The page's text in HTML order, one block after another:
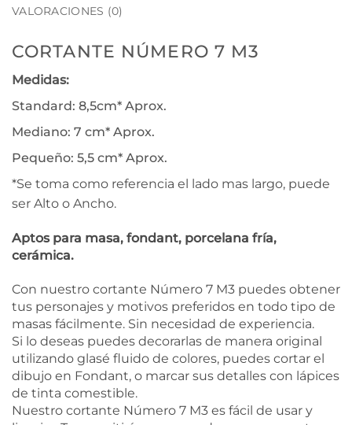
VALORACIONES (0)
CORTANTE NÚMERO 7 M3
Medidas:
Standard: 8,5cm* Aprox.
Mediano: 7 cm* Aprox.
Pequeño: 5,5 cm* Aprox.
*Se toma como referencia el lado mas largo, puede
ser Alto o Ancho.
Aptos para masa, fondant, porcelana fría,
cerámica.
Con nuestro cortante Número 7 M3 puedes obtener
tus personajes y motivos preferidos en todo tipo de
masas fácilmente. Sin necesidad de experiencia.
Si lo deseas puedes decorarlas de manera original
utilizando glasé fluido de colores, puedes cortar el
dibujo en Fondant, o marcar sus detalles con lápices
de tinta comestible.
Nuestro cortante Número 7 M3 es fácil de usar y